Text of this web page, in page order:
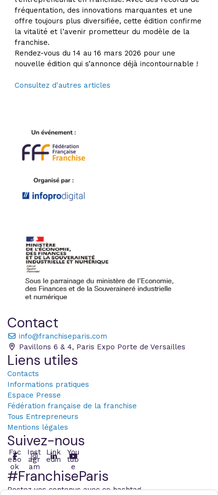
fréquentation, des innovations marquantes et une
offre toujours plus diversifiée, cette édition confirme
la vitalité et l’avenir prometteur du modèle de la
franchise.
Rendez-vous du 14 au 16 mars 2026 pour une
nouvelle édition qui s’annonce déjà incontournable !
Consultez d'autres articles
Contact
info@franchiseparis.com
Pavillons 6 & 4, Paris Expo Porte de Versailles
Liens utiles
Contacts
Informations pratiques
Espace Presse
Fédération française de la franchise
Tous Entrepreneurs
Mentions légales
Suivez-nous
Fac
ebo
ok
Inst
agr
am
Link
edin
You
tub
e
#FranchiseParis
Postez vos contenus avec ce hashtag